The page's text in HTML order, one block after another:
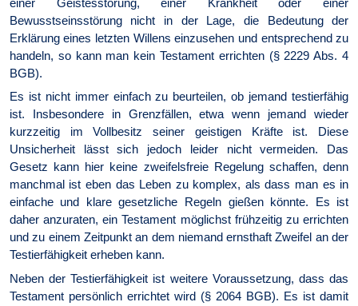
Bewusstseinsstörung nicht in der Lage, die Bedeutung der
Erklärung eines letzten Willens einzusehen und entsprechend zu
handeln, so kann man kein Testament errichten (§ 2229 Abs. 4
BGB).
Es ist nicht immer einfach zu beurteilen, ob jemand testierfähig
ist. Insbesondere in Grenzfällen, etwa wenn jemand wieder
kurzzeitig im Vollbesitz seiner geistigen Kräfte ist. Diese
Unsicherheit lässt sich jedoch leider nicht vermeiden. Das
Gesetz kann hier keine zweifelsfreie Regelung schaffen, denn
manchmal ist eben das Leben zu komplex, als dass man es in
einfache und klare gesetzliche Regeln gießen könnte. Es ist
daher anzuraten, ein Testament möglichst frühzeitig zu errichten
und zu einem Zeitpunkt an dem niemand ernsthaft Zweifel an der
Testierfähigkeit erheben kann.
Neben der Testierfähigkeit ist weitere Voraussetzung, dass das
Testament persönlich errichtet wird (§ 2064 BGB). Es ist damit